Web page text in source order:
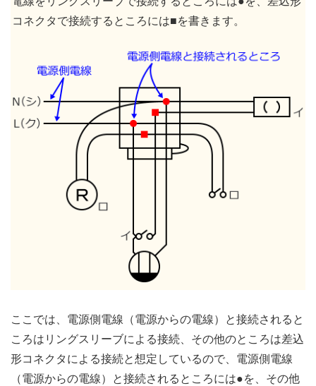
コネクタで接続するところには■を書きます。
ここでは、電源側電線（電源からの電線）と接続されると
ころはリングスリーブによる接続、その他のところは差込
形コネクタによる接続と想定しているので、電源側電線
（電源からの電線）と接続されるところには●を、その他